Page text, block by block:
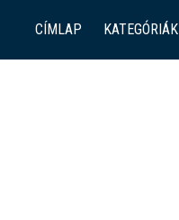
CÍMLAP KATEGÓRIÁK